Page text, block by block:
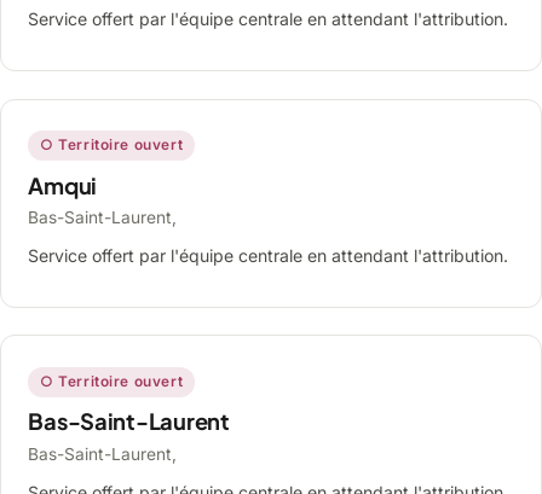
Service offert par l'équipe centrale en attendant l'attribution.
○ Territoire ouvert
Amqui
Bas-Saint-Laurent,
Service offert par l'équipe centrale en attendant l'attribution.
○ Territoire ouvert
Bas-Saint-Laurent
Bas-Saint-Laurent,